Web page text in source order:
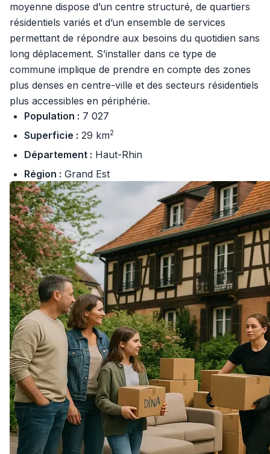
moyenne dispose d’un centre structuré, de quartiers
résidentiels variés et d’un ensemble de services
permettant de répondre aux besoins du quotidien sans
long déplacement. S’installer dans ce type de
commune implique de prendre en compte des zones
plus denses en centre-ville et des secteurs résidentiels
plus accessibles en périphérie.
Population : 7 027
Superficie : 29 km2
Département : Haut-Rhin
Région : Grand Est